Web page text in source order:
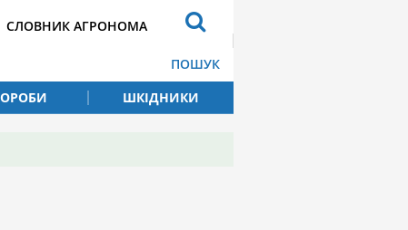
СЛОВНИК АГРОНОМА
ПОШУК
ШКІДНИКИ